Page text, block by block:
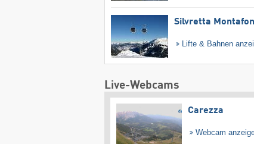
Silvretta Montafon
Lifte & Bahnen
Live-Webcams
Carezza
Webcam